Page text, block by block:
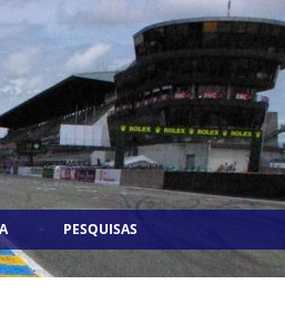
PESQUISAS